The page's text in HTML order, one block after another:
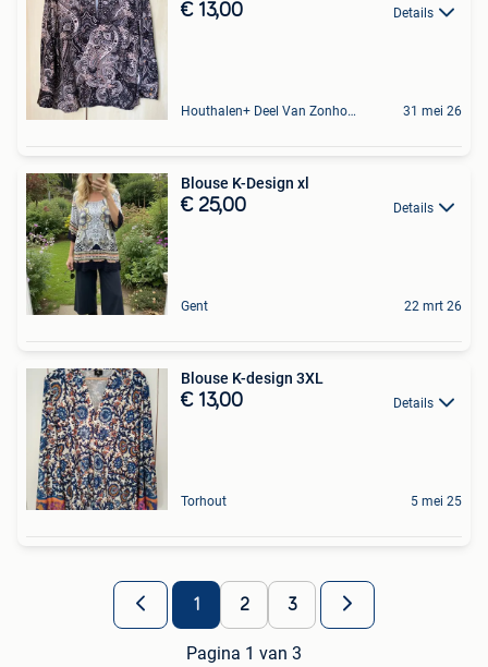
€ 13,00 Details
Houthalen+ Deel Van Zonhoven En Zolder 31 mei 26
Blouse K-Design xl
€ 25,00 Details
Gent 22 mrt 26
Blouse K-design 3XL
€ 13,00 Details
Torhout 5 mei 25
1 2 3
Pagina 1 van 3